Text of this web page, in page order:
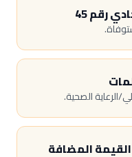
رقم 45
المضافة